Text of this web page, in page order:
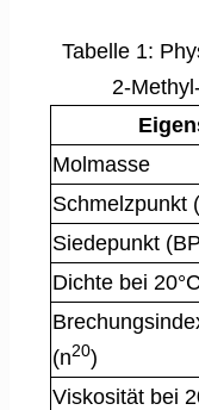
Tabelle 1:
2-
Molmasse
Schmelzpunkt
Siedepunkt
Dichte bei
(n20)
Viskosität bei